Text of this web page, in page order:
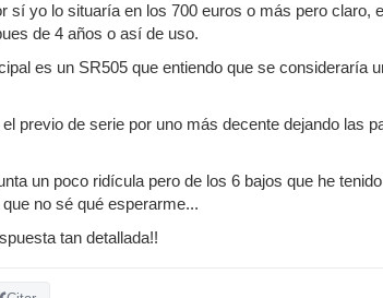
sí yo lo situaría en los 700 euros o más pero claro,
de 4 años o así de uso.
es un SR505 que entiendo que se consideraría
previo de serie por uno más decente dejando las
un poco ridícula pero de los 6 bajos que he
no sé qué esperarme...
tan detallada!!